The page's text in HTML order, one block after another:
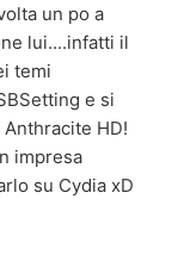
un po a
lui....infatti il
temi
e si
HD!
impresa
su Cydia xD